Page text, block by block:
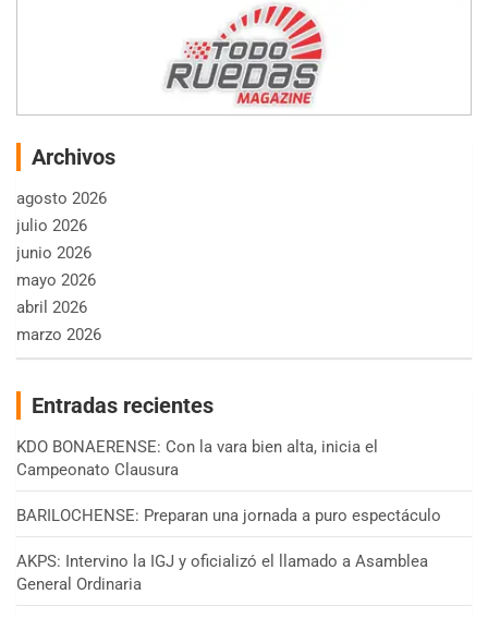
Archivos
agosto 2026
julio 2026
junio 2026
mayo 2026
abril 2026
marzo 2026
Entradas recientes
KDO BONAERENSE: Con la vara bien alta, inicia el
Campeonato Clausura
BARILOCHENSE: Preparan una jornada a puro espectáculo
AKPS: Intervino la IGJ y oficializó el llamado a Asamblea
General Ordinaria